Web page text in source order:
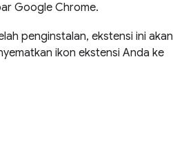
Google Chrome.
penginstalan, ekstensi ini akan
ikon ekstensi Anda ke